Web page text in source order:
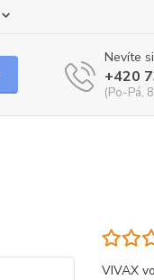
Nevíte
+420
(Po-Pá,
VIVAX